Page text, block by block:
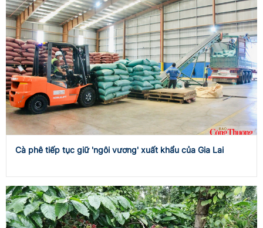
Cà phê tiếp tục giữ 'ngôi vương' xuất khẩu của Gia Lai